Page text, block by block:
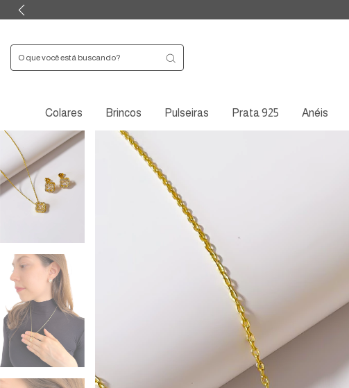
Colares Brincos Pulseiras Prata 925 Anéis